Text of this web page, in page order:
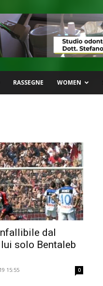
RASSEGNE WOMEN
dal
solo Bentaleb
15:55 0